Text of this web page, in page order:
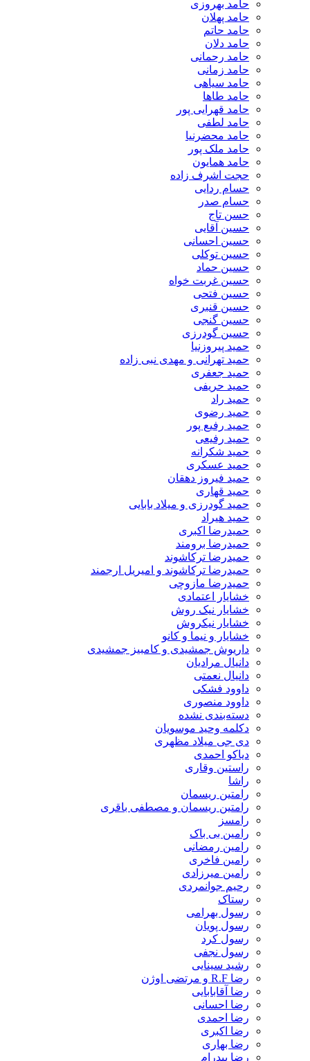
حامد بهروزی
حامد پهلان
حامد حاتم
حامد دلان
حامد رحمانی
حامد زمانی
حامد سیاهی
حامد طاها
حامد قهرایی پور
حامد لطفی
حامد محضرنیا
حامد ملک پور
حامد همایون
حجت اشرف زاده
حسام ردایی
حسام صدر
حسن تاج
حسین آقایی
حسین احسانی
حسین توکلی
حسین حماد
حسین غربت خواه
حسین فتحی
حسین قنبری
حسین گنجی
حسین گودرزی
حمید پیروزنیا
حمید تهرانی و مهدی نبی زاده
حمید جعفری
حمید حریفی
حمید راد
حمید رضوی
حمید رفیع پور
حمید رفیعی
حمید شکرانه
حمید عسکری
حمید فیروز دهقان
حمید قهاری
حمید گودرزی و میلاد بابایی
حمید هیراد
حمیدرضا اکبری
حمیدرضا برومند
حمیدرضا ترکاشوند
حمیدرضا ترکاشوند و امیریل ارجمند
حمیدرضا مازوچی
خشایار اعتمادی
خشایار نیک روش
خشایار نیکروش
خشایار و نیما و کانو
داریوش جمشیدی و کامبیز جمشیدی
دانیال مرادیان
دانیال نعمتی
داوود فشکی
داوود منصوری
دسته‌بندی نشده
دکلمه وحید موسویان
دی جی میلاد مظهری
دیاکو احمدی
راستین وقاری
راشا
رامتین ریسمان
رامتین ریسمان و مصطفی باقری
رامسز
رامین بی باک
رامین رمضانی
رامین فاخری
رامین میرزادی
رحیم جوانمردی
رستاک
رسول بهرامی
رسول پویان
رسول کرد
رسول نجفی
رشید سینایی
رضا R.F و مرتضی اوژن
رضا آقابابایی
رضا احسانی
رضا احمدی
رضا اکبری
رضا بهاری
رضا بیدرام